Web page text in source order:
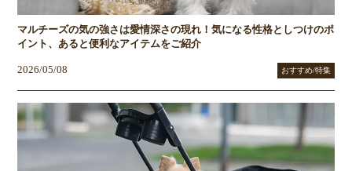
マルチーズの気の強さは愛情深さの現れ！気になる性格としつけのポ
イント、あると便利なアイテムをご紹介
2026/05/08 おすすめ/特集